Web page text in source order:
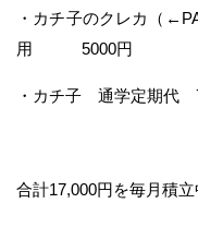
・カチ子のクレカ（
用 5000円
・カチ子 通学定期代
合計17,000円を毎月積立